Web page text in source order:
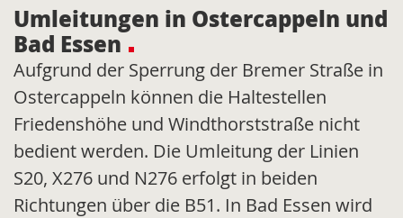
Umleitungen in Ostercappeln und
Bad Essen
Aufgrund der Sperrung der Bremer Straße in
Ostercappeln können die Haltestellen
Friedenshöhe und Windthorststraße nicht
bedient werden. Die Umleitung der Linien
S20, X276 und N276 erfolgt in beiden
Richtungen über die B51. In Bad Essen wird